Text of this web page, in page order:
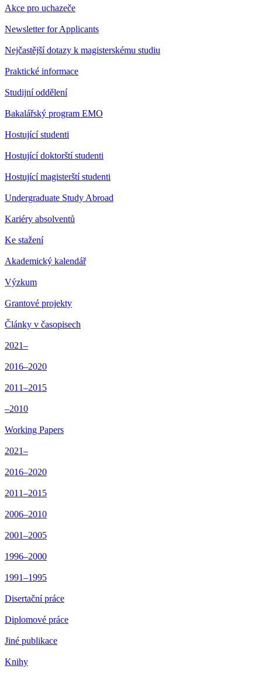
Akce pro uchazeče
Newsletter for Applicants
Nejčastější dotazy k magisterskému studiu
Praktické informace
Studijní oddělení
Bakalářský program EMO
Hostující studenti
Hostující doktorští studenti
Hostující magisterští studenti
Undergraduate Study Abroad
Kariéry absolventů
Ke stažení
Akademický kalendář
Výzkum
Grantové projekty
Články v časopisech
2021–
2016–2020
2011–2015
–2010
Working Papers
2021–
2016–2020
2011–2015
2006–2010
2001–2005
1996–2000
1991–1995
Disertační práce
Diplomové práce
Jiné publikace
Knihy